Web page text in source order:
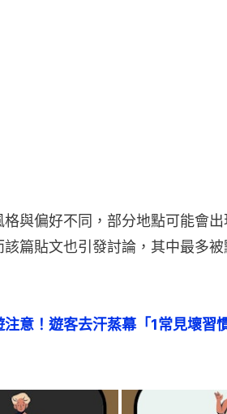
與偏好不同，部分地點可能會
篇貼文也引發討論，其中最多
注意！遊客去汗蒸幕「1常見壞習